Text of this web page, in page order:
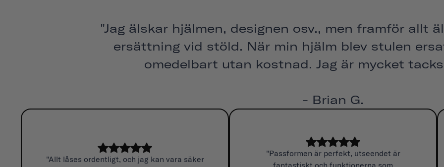
"Jag älskar hjälmen, designen osv., men framför allt
ersättning vid stöld. När min hjälm blev stulen
omedelbart utan kostnad. Jag är mycket
- Brian G.
"Allt låses ordentligt, och jag kan vara säker
"Passformen är perfekt, utseendet är
fantastiskt och funktionerna som